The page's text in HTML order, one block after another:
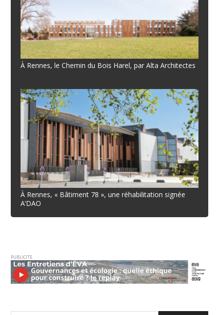
À Rennes, le Chemin du Bois Harel, par Alta Architectes
À Rennes, « Bâtiment 78 », une réhabilitation signée
A’DAO
PUBLICITE